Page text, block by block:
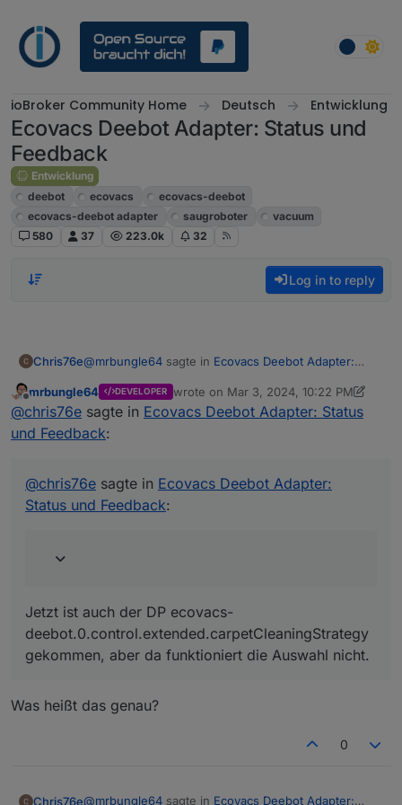
ioBroker Community Home Deutsch Entwicklung
Ecovacs Deebot Adapter: Status und
Feedback
Entwicklung
deebot
ecovacs
ecovacs-deebot
ecovacs-deebot adapter
saugroboter
vacuum
580
37 223.0k 32
Log in to reply
Chris76e@mrbungle64 sagte in Ecovacs Deebot Adapter:
Erstelle Datenpunkt für die Auto-
Saugkraftverstärkung
("control.extended.autoBoostSuction")
Sorry, hatte ich vergessen das es das gibt.
@
chris76e sagte in
Ecovacs Deebot Adapter: Status
und Feedback:
Offline
mrbungle64 DEVELOPER wrote on Mar 3, 2024, 10:22 PM
last edited by mrbungle64Mar 3, 2024,
@chris76e sagte in Ecovacs Deebot Adapter: Status
und Feedback:
@chris76e sagte in Ecovacs Deebot Adapter:
Status und Feedback:
Jetzt ist auch der DP ecovacs-
deebot.0.control.extended.carpetCleaningStrategy
gekommen, aber da funktioniert die Auswahl nicht.
Was heißt das genau?
0
Chris76e@mrbungle64 sagte in Ecovacs Deebot Adapter: